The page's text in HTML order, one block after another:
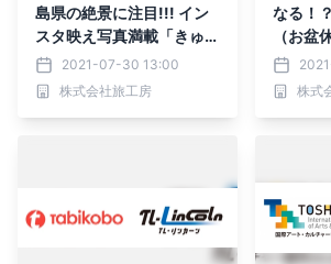
島県の絶景に注目!!! イン
スタ映え写真満載「きゅん
旅♡鹿児島」 特集ページ
を７月３０日（金）に開設
2021-07-30 13:00
株式会社旅工房
なる！
（お盆
近場で
「お盆
型コロ
しも
株式